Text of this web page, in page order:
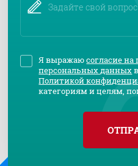
Я выражаюсогласие на
персональных данных
Политикой
категориям и целям,